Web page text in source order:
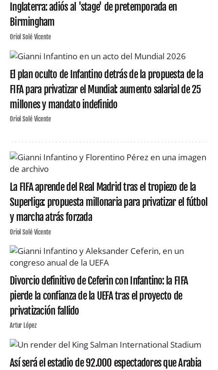
Inglaterra: adiós al 'stage' de pretemporada en
Birmingham
Oriol Solé Vicente
El plan oculto de Infantino detrás de la propuesta de la
FIFA para privatizar el Mundial: aumento salarial de 25
millones y mandato indefinido
Oriol Solé Vicente
La FIFA aprende del Real Madrid tras el tropiezo de la
Superliga: propuesta millonaria para privatizar el fútbol
y marcha atrás forzada
Oriol Solé Vicente
Divorcio definitivo de Ceferin con Infantino: la FIFA
pierde la confianza de la UEFA tras el proyecto de
privatización fallido
Artur López
Así será el estadio de 92.000 espectadores que Arabia